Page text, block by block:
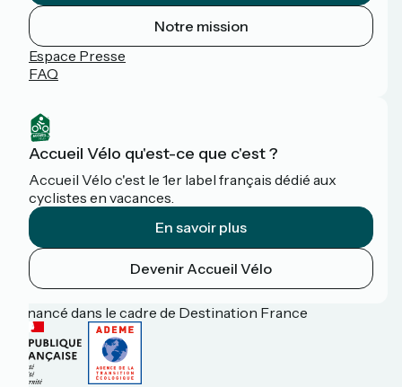
Notre mission
Espace Presse
FAQ
Accueil Vélo qu'est-ce que c'est ?
Accueil Vélo c'est le 1er label français dédié aux
cyclistes en vacances.
En savoir plus
Devenir Accueil Vélo
Financé dans le cadre de Destination France